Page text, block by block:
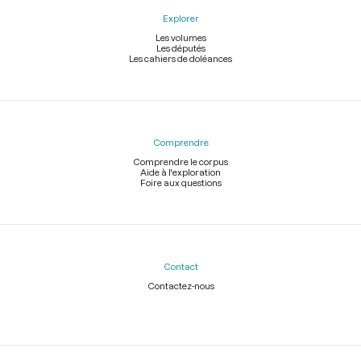
Explorer
Les volumes
Les députés
Les cahiers de doléances
Comprendre
Comprendre le corpus
Aide à l'exploration
Foire aux questions
Contact
Contactez-nous
Légal